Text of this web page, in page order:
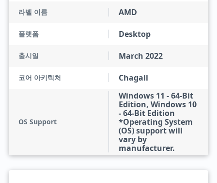
라벨 이름 AMD
플랫폼 Desktop
출시일 March 2022
코어 아키텍처 Chagall
OS Support
Windows 11 - 64-Bit
Edition, Windows 10
- 64-Bit Edition
*Operating System
(OS) support will
vary by
manufacturer.